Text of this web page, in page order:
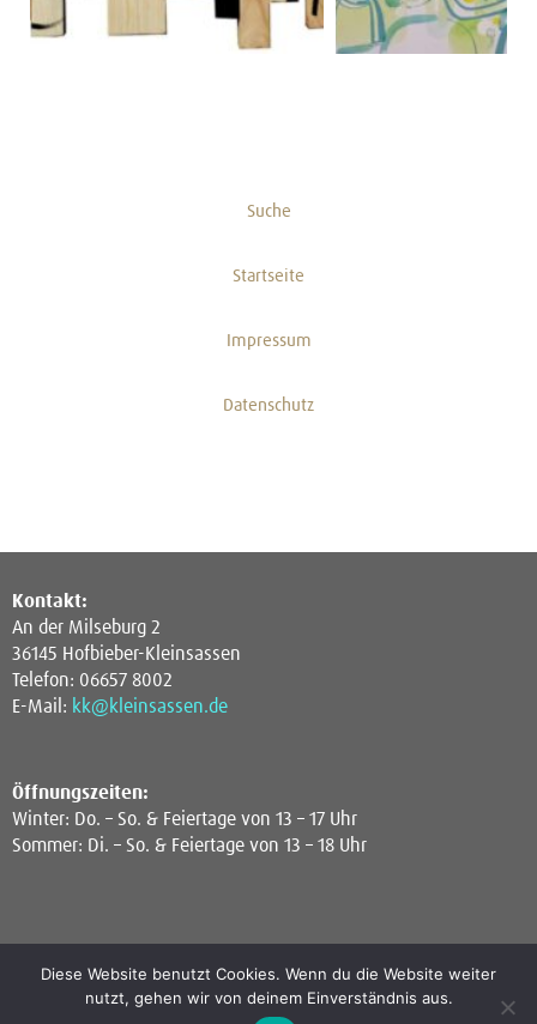
Suche
Startseite
Impressum
Datenschutz
Kontakt:
An der Milseburg 2
36145 Hofbieber-Kleinsassen
Telefon: 06657 8002
E-Mail: kk@kleinsassen.de
Öffnungszeiten:
Winter: Do. – So. & Feiertage von 13 – 17 Uhr
Sommer: Di. – So. & Feiertage von 13 – 18 Uhr
Newsletter:
Diese Website benutzt Cookies. Wenn du die Website weiter
nutzt, gehen wir von deinem Einverständnis aus.